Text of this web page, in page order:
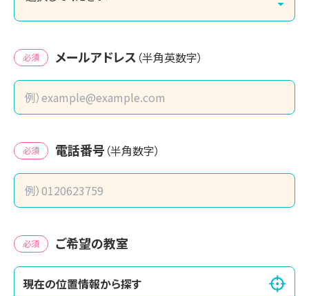
必須 メールアドレス （半角英数字）
必須 電話番号 （半角数字）
必須 ご希望の教室
現在の位置情報から探す